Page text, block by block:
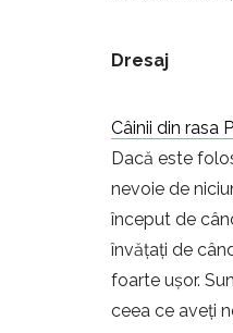
Dresaj
Câinii din rasa
Dacă este
nevoie de
început de
învățați de
foarte ușor.
ceea ce aveți